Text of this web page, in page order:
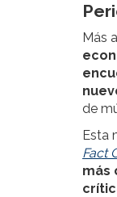
Más
de
Esta
Fact
más